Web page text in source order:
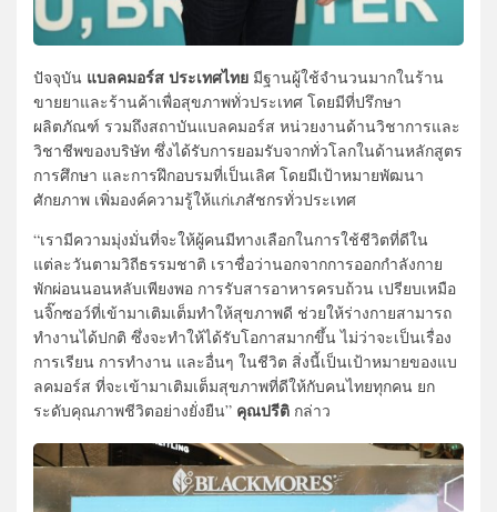
ปัจจุบัน แบลคมอร์ส ประเทศไทย มีฐานผู้ใช้จำนวนมากในร้าน
ขายยาและร้านค้าเพื่อสุขภาพทั่วประเทศ โดยมีที่ปรึกษา
ผลิตภัณฑ์ รวมถึงสถาบันแบลคมอร์ส หน่วยงานด้านวิชาการและ
วิชาชีพของบริษัท ซึ่งได้รับการยอมรับจากทั่วโลกในด้านหลักสูตร
การศึกษา และการฝึกอบรมที่เป็นเลิศ โดยมีเป้าหมายพัฒนา
ศักยภาพ เพิ่มองค์ความรู้ให้แก่เภสัชกรทั่วประเทศ
“เรามีความมุ่งมั่นที่จะให้ผู้คนมีทางเลือกในการใช้ชีวิตที่ดีใน
แต่ละวันตามวิถีธรรมชาติ เราชื่อว่านอกจากการออกกำลังกาย
พักผ่อนนอนหลับเพียงพอ การรับสารอาหารครบถ้วน เปรียบเหมือ
นจิ๊กซอว์ที่เข้ามาเติมเต็มทำให้สุขภาพดี ช่วยให้ร่างกายสามารถ
ทำงานได้ปกติ ซึ่งจะทำให้ได้รับโอกาสมากขึ้น ไม่ว่าจะเป็นเรื่อง
การเรียน การทำงาน และอื่นๆ ในชีวิต สิ่งนี้เป็นเป้าหมายของแบ
ลคมอร์ส ที่จะเข้ามาเติมเต็มสุขภาพที่ดีให้กับคนไทยทุกคน ยก
ระดับคุณภาพชีวิตอย่างยั่งยืน” คุณปรีติ กล่าว